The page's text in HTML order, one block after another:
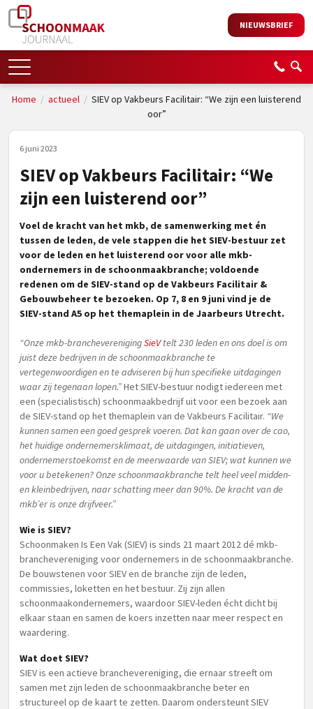
NIEUWSBRIEF
Home / actueel / SIEV op Vakbeurs Facilitair: “We zijn een luisterend
oor”
6 juni 2023
SIEV op Vakbeurs Facilitair: “We
zijn een luisterend oor”
Voel de kracht van het mkb, de samenwerking met én
tussen de leden, de vele stappen die het SIEV-bestuur zet
voor de leden en het luisterend oor voor alle mkb-
ondernemers in de schoonmaakbranche; voldoende
redenen om de SIEV-stand op de Vakbeurs Facilitair &
Gebouwbeheer te bezoeken. Op 7, 8 en 9 juni vind je de
SIEV-stand A5 op het themaplein in de Jaarbeurs Utrecht.
“Onze mkb-brancheverenigingSieVtelt 230 leden en ons doel is om
juist deze bedrijven in de schoonmaakbranche te
vertegenwoordigen en te adviseren bij hun specifieke uitdagingen
waar zij tegenaan lopen.”Het SIEV-bestuur nodigt iedereen met
een (specialistisch) schoonmaakbedrijf uit voor een bezoek aan
de SIEV-stand op het themaplein van de Vakbeurs Facilitair. “We
kunnen samen een goed gesprek voeren. Dat kan gaan over de cao,
het huidige ondernemersklimaat, de uitdagingen, initiatieven,
ondernemerstoekomst en de meerwaarde van SIEV; wat kunnen we
voor u betekenen? Onze schoonmaakbranche telt heel veel midden-
en kleinbedrijven, naar schatting meer dan 90%. De kracht van de
mkb’er is onze drijfveer.”
Wie is SIEV?
Schoonmaken Is Een Vak (SIEV) is sinds 21 maart 2012 dé mkb-
branchevereniging voor ondernemers in de schoonmaakbranche.
De bouwstenen voor SIEV en de branche zijn de leden,
commissies, loketten en het bestuur. Zij zijn allen
schoonmaakondernemers, waardoor SIEV-leden écht dicht bij
elkaar staan en samen de koers inzetten naar meer respect en
waardering.
Wat doet SIEV?
SIEV is een actieve branchevereniging, die ernaar streeft om
samen met zijn leden de schoonmaakbranche beter en
structureel op de kaart te zetten. Daarom ondersteunt SIEV